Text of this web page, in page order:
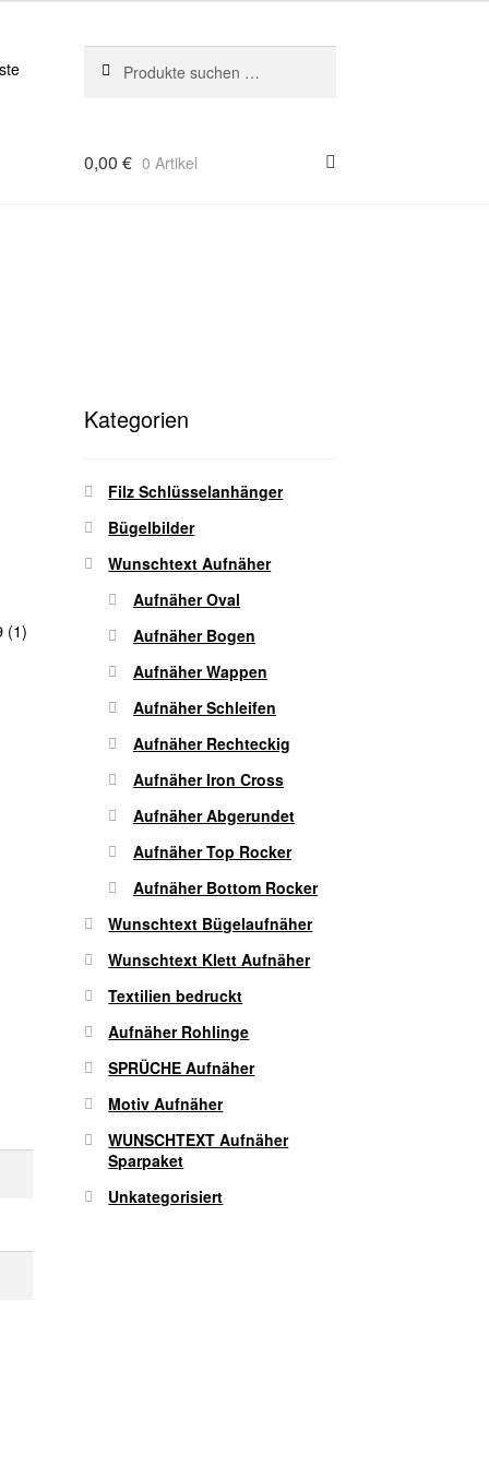
nach:
0,00 € 0 Artikel
(1)
Kategorien
Filz Schlüsselanhänger
Bügelbilder
Wunschtext Aufnäher
Aufnäher Oval
Aufnäher Bogen
Aufnäher Wappen
Aufnäher Schleifen
Aufnäher Rechteckig
Aufnäher Iron Cross
Aufnäher Abgerundet
Aufnäher Top Rocker
Aufnäher Bottom Rocker
Wunschtext Bügelaufnäher
Wunschtext Klett Aufnäher
Textilien bedruckt
Aufnäher Rohlinge
SPRÜCHE Aufnäher
Motiv Aufnäher
WUNSCHTEXT Aufnäher
Sparpaket
Unkategorisiert